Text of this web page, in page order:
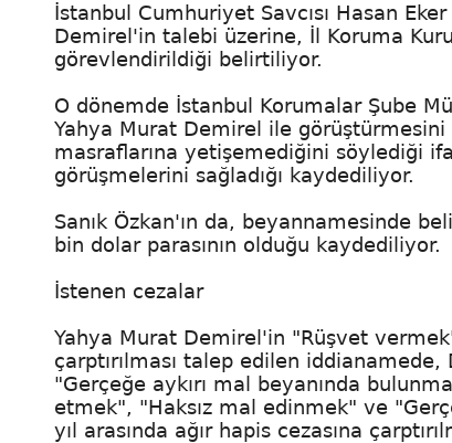
İstanbul Cumhuriyet Savcısı Hasan
Demirel'in talebi üzerine, İl Koruma
görevlendirildiği belirtiliyor.
O dönemde İstanbul Korumalar Şube
Yahya Murat Demirel ile görüştürmesini
masraflarına yetişemediğini söylediği
görüşmelerini sağladığı kaydediliyor.
Sanık Özkan'ın da, beyannamesinde
bin dolar parasının olduğu kaydediliyor.
İstenen cezalar
Yahya Murat Demirel'in "Rüşvet
çarptırılması talep edilen
"Gerçeğe aykırı mal beyanında
etmek", "Haksız mal edinmek" ve
yıl arasında ağır hapis cezasına